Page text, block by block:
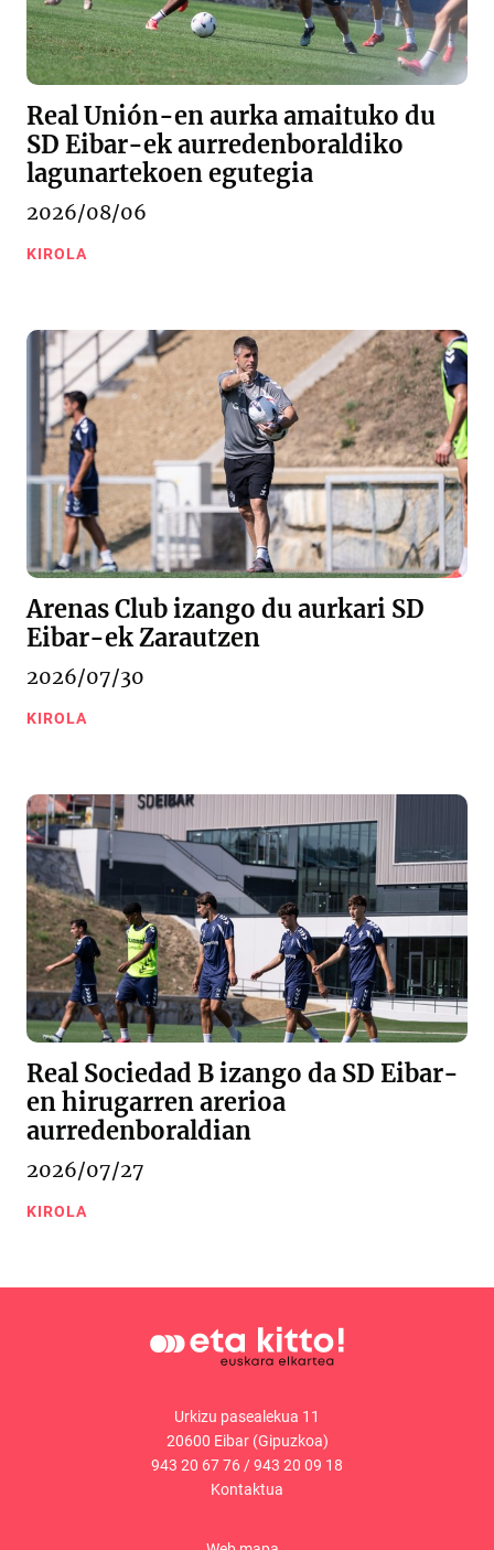
Real Unión-en aurka amaituko du
SD Eibar-ek aurredenboraldiko
lagunartekoen egutegia
2026/08/06
KIROLA
Arenas Club izango du aurkari SD
Eibar-ek Zarautzen
2026/07/30
KIROLA
Real Sociedad B izango da SD Eibar-
en hirugarren arerioa
aurredenboraldian
2026/07/27
KIROLA
Urkizu pasealekua 11
20600 Eibar (Gipuzkoa)
943 20 67 76/943 20 09 18
Kontaktua